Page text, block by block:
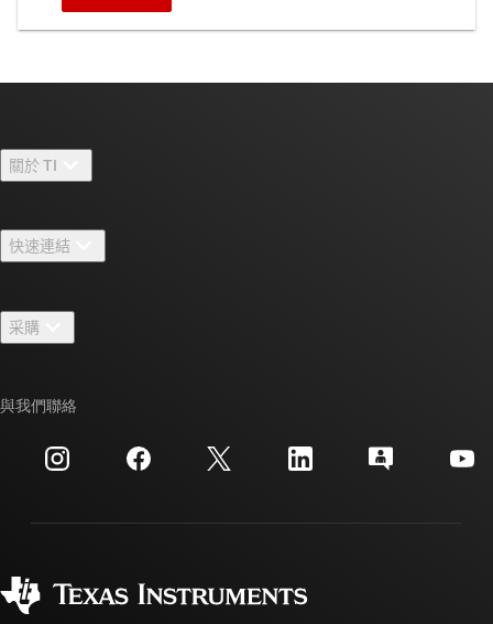
關於 TI
人才招募
新聞室
活動
投資人關系
快速連結
TI E2E™ 設計支援論壇
交互參考搜索
客戶支援中心
myTI 帳戶常見問題解答
采購
訂購 FAQ
與我們聯絡